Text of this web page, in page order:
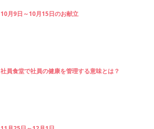
10月9日～10月15日のお献立
社員食堂で社員の健康を管理する意味とは？